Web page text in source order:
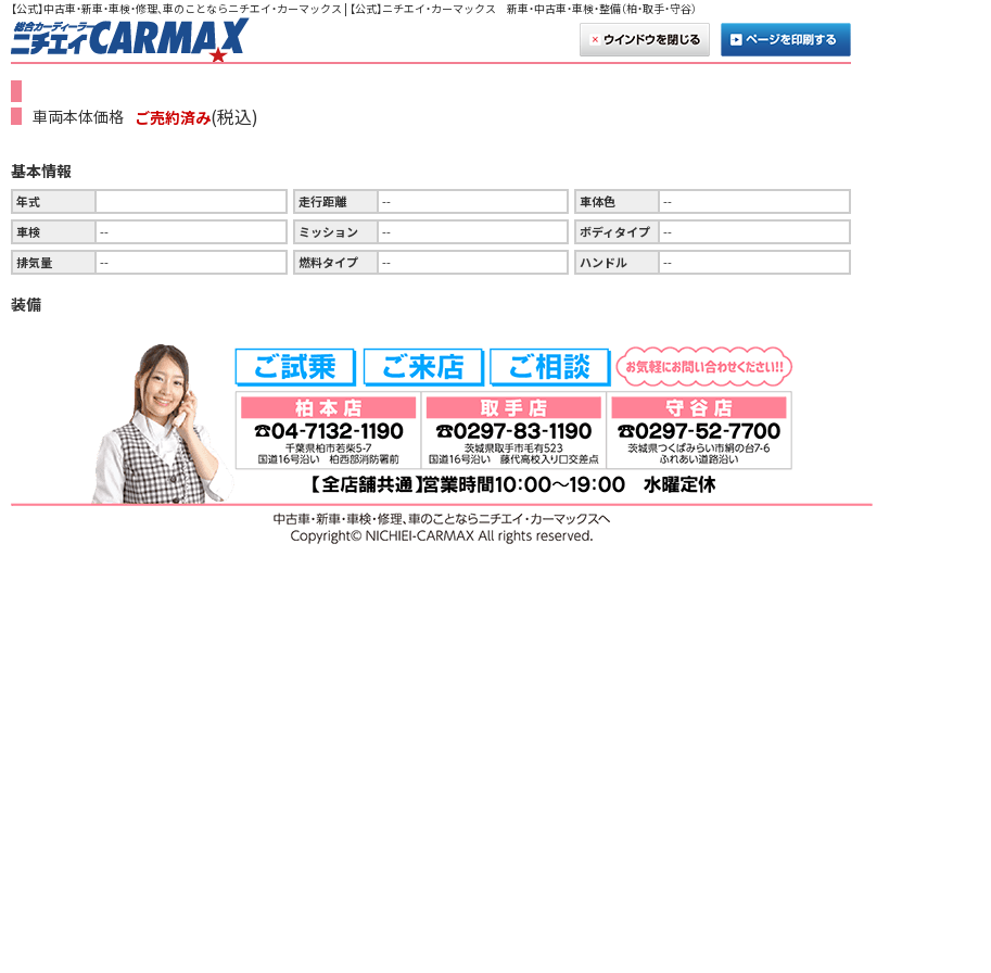
【公式】中古車・新車・車検・修理、車のことならニチエイ・カーマックス | 【公式】ニチエイ・カーマックス 新車・中古車・車検・整備（柏・取手・守谷）
車両本体価格 ご売約済み(税込)
基本情報
年式 走行距離 -- 車体色
--
車検
-- ミッション -- ボディタイプ
--
排気量
-- 燃料タイプ -- ハンドル --
装備